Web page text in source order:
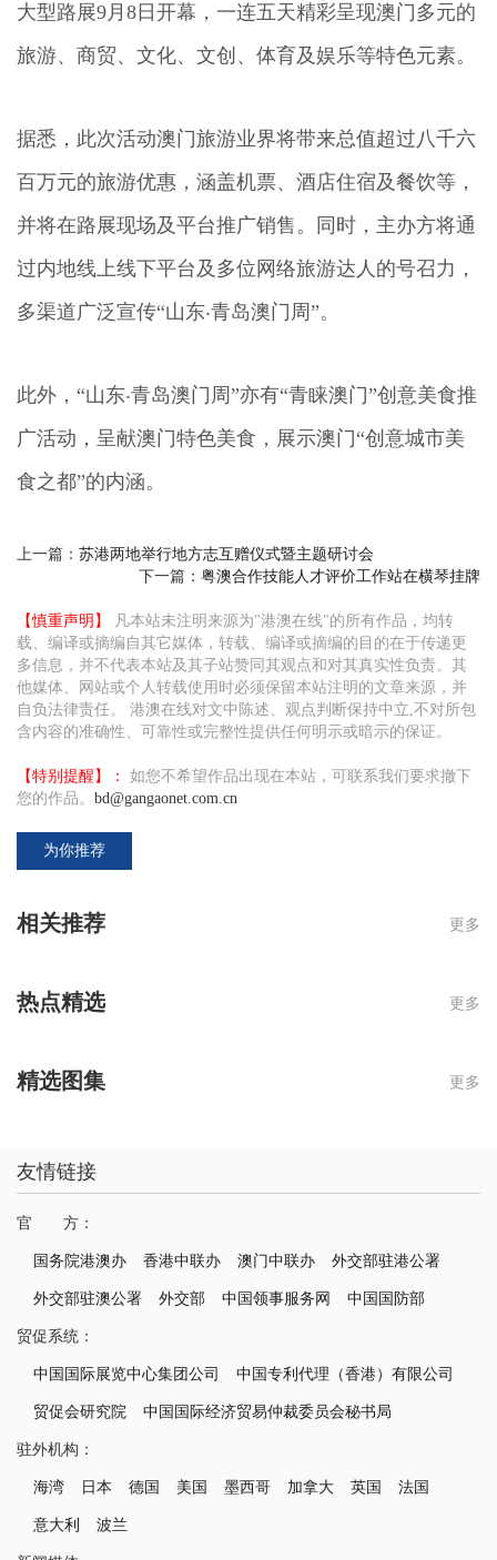
大型路展9月8日开幕，一连五天精彩呈现澳门多元的
旅游、商贸、文化、文创、体育及娱乐等特色元素。
据悉，此次活动澳门旅游业界将带来总值超过八千六
百万元的旅游优惠，涵盖机票、酒店住宿及餐饮等，
并将在路展现场及平台推广销售。同时，主办方将通
过内地线上线下平台及多位网络旅游达人的号召力，
多渠道广泛宣传“山东‧青岛澳门周”。
此外，“山东‧青岛澳门周”亦有“青睐澳门”创意美食推
广活动，呈献澳门特色美食，展示澳门“创意城市美
食之都”的内涵。
上一篇： 苏港两地举行地方志互赠仪式暨主题研讨会
下一篇： 粤澳合作技能人才评价工作站在横琴挂牌
【慎重声明】
凡本站未注明来源为"港澳在线"的所有作品，均转
载、编译或摘编自其它媒体，转载、编译或摘编的目的在于传递更
多信息，并不代表本站及其子站赞同其观点和对其真实性负责。其
他媒体、网站或个人转载使用时必须保留本站注明的文章来源，并
自负法律责任。 港澳在线对文中陈述、观点判断保持中立,不对所包
含内容的准确性、可靠性或完整性提供任何明示或暗示的保证。
【特别提醒】：
如您不希望作品出现在本站，可联系我们要求撤下
您的作品。 bd@gangaonet.com.cn
为你推荐
相关推荐 更多
热点精选 更多
精选图集 更多
友情链接
官 方：
国务院港澳办 香港中联办 澳门中联办 外交部驻港公署
外交部驻澳公署 外交部 中国领事服务网 中国国防部
贸促系统：
中国国际展览中心集团公司 中国专利代理（香港）有限公司
贸促会研究院 中国国际经济贸易仲裁委员会秘书局
驻外机构：
海湾 日本 德国 美国 墨西哥 加拿大 英国 法国
意大利 波兰